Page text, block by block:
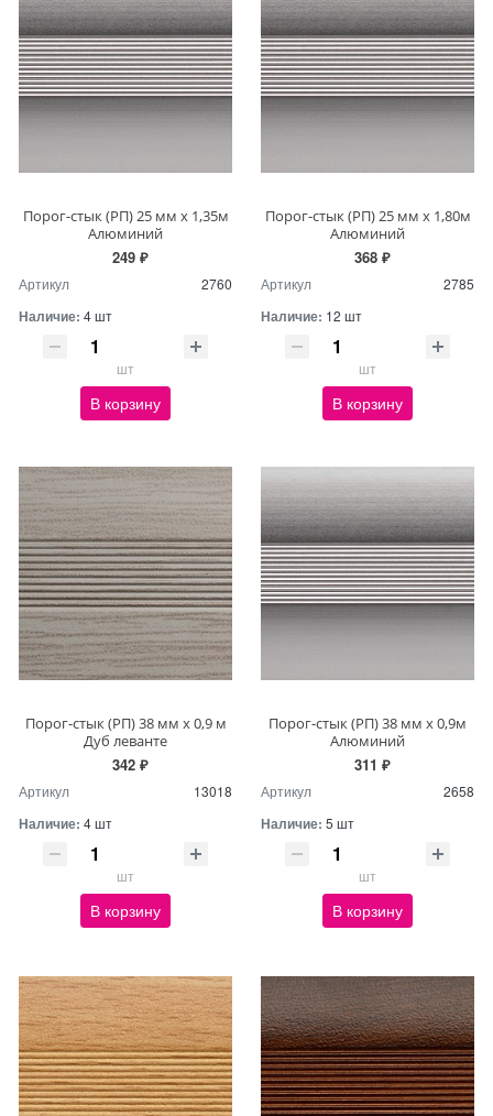
Порог-стык (РП) 25 мм х 1,35м
Алюминий
249 ₽
Артикул 2760
Наличие: 4 шт
шт
В корзину
Порог-стык (РП) 25 мм х 1,80м
Алюминий
368 ₽
Артикул 2785
Наличие: 12 шт
шт
В корзину
Порог-стык (РП) 38 мм х 0,9 м
Дуб леванте
342 ₽
Артикул 13018
Наличие: 4 шт
шт
В корзину
Порог-стык (РП) 38 мм х 0,9м
Алюминий
311 ₽
Артикул 2658
Наличие: 5 шт
шт
В корзину